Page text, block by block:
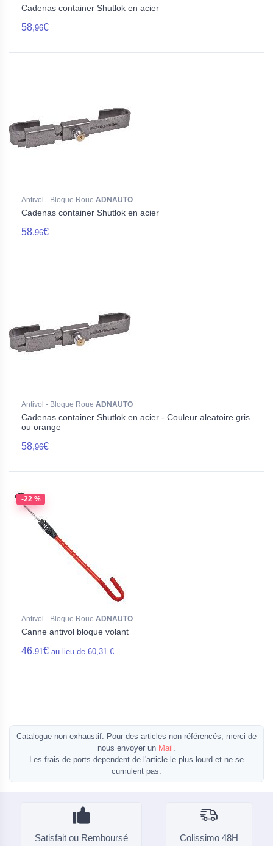
Cadenas container Shutlok en acier
58,96€
Antivol - Bloque Roue ADNAUTO
Cadenas container Shutlok en acier
58,96€
Antivol - Bloque Roue ADNAUTO
Cadenas container Shutlok en acier - Couleur aleatoire gris
ou orange
58,96€
-22 %
Antivol - Bloque Roue ADNAUTO
Canne antivol bloque volant
46,91€ au lieu de 60,31 €
Catalogue non exhaustif. Pour des articles non référencés, merci de
nous envoyer un Mail .
Les frais de ports dependent de l'article le plus lourd et ne se
cumulent pas.
Satisfait ou Remboursé Colissimo 48H